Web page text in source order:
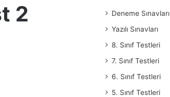
2
Deneme Sınavları
Yazılı Sınavları
8. Sınıf Testleri
7. Sınıf Testleri
6. Sınıf Testleri
5. Sınıf Testleri